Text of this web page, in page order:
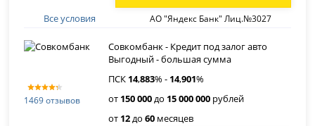
Все условия АО "Яндекс Банк" Лиц.№3027
1469 отзывов
Совкомбанк - Кредит под залог авто
Выгодный - большая сумма
ПСК 14,883% - 14,901%
от 150 000до 15 000 000 рублей
от 12до60 месяцев